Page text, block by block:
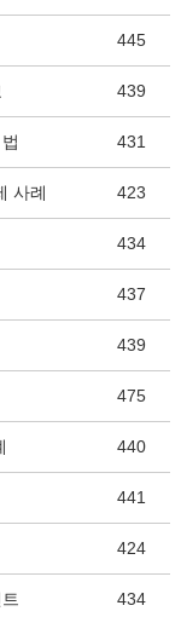
445
439
431
사례 423
434
437
439
475
440
441
424
434